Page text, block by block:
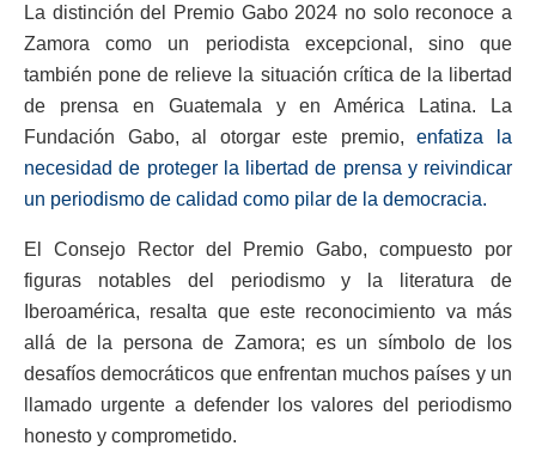
La distinción del Premio Gabo 2024 no solo reconoce a
Zamora como un periodista excepcional, sino que
también pone de relieve la situación crítica de la libertad
de prensa en Guatemala y en América Latina. La
Fundación Gabo, al otorgar este premio,enfatiza la
necesidad de proteger la libertad de prensa y reivindicar
un periodismo de calidad como pilar de la democracia.
El Consejo Rector del Premio Gabo, compuesto por
figuras notables del periodismo y la literatura de
Iberoamérica, resalta que este reconocimiento va más
allá de la persona de Zamora; es un símbolo de los
desafíos democráticos que enfrentan muchos países y un
llamado urgente a defender los valores del periodismo
honesto y comprometido.